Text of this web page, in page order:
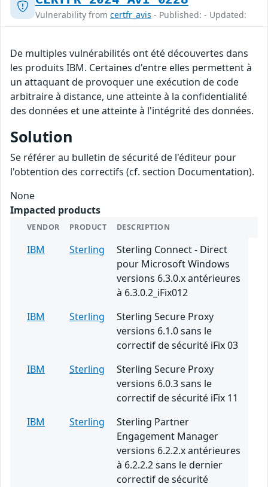
Vulnerability from certfr_avis - Published: - Updated:
De multiples vulnérabilités ont été découvertes dans
les produits IBM. Certaines d'entre elles permettent à
un attaquant de provoquer une exécution de code
arbitraire à distance, une atteinte à la confidentialité
des données et une atteinte à l'intégrité des données.
Solution
Se référer au bulletin de sécurité de l'éditeur pour
l'obtention des correctifs (cf. section Documentation).
None
Impacted products
VENDOR PRODUCT DESCRIPTION
IBM Sterling
Sterling Connect - Direct
pour Microsoft Windows
versions 6.3.0.x antérieures
à 6.3.0.2_iFix012
IBM
Sterling
Sterling Secure Proxy
versions 6.1.0 sans le
correctif de sécurité iFix 03
IBM
Sterling
Sterling Secure Proxy
versions 6.0.3 sans le
correctif de sécurité iFix 11
IBM
Sterling
Sterling Partner
Engagement Manager
versions 6.2.2.x antérieures
à 6.2.2.2 sans le dernier
correctif de sécurité